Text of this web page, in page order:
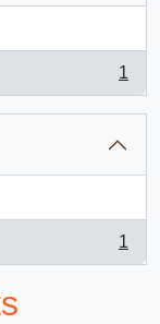
1
1